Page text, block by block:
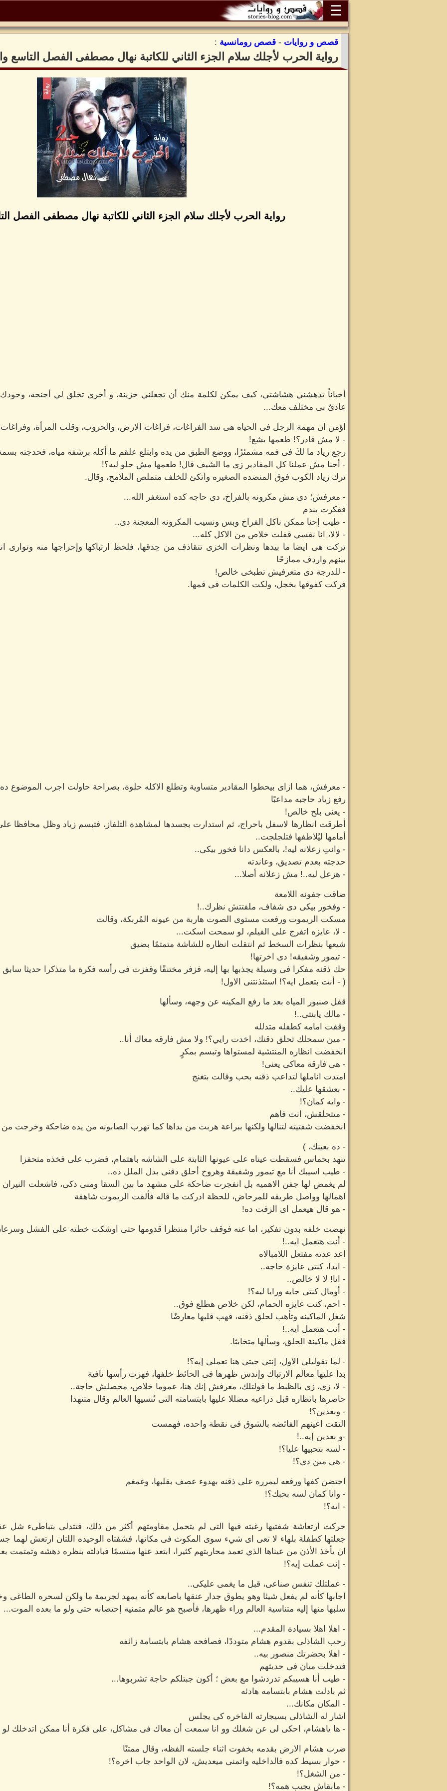
☰
قصص و روايات - قصص رومانسية :
رواية الحرب لأجلك سلام الجزء الثاني للكاتبة نهال مصطفى الفصل التاسع
رواية الحرب لأجلك سلام الجزء الثاني للكاتبة نهال مصطفى الفصل
أحياناً تدهشني هشاشتي، كيف يمكن لكلمة منك أن تجعلني حزينة، و أخرى تخلق لي أجنحه،
عادىٌ بى مختلف معك...
اؤمن ان مهمة الرجل فى الحياه هى سد الفراغات، فراغات الارض، والحروب، وقلب المرأة،
- لا مش قادر؟! طعمها بشع!
رجع زياد ما لكَ فى فمه مشمئزًا، ووضع الطبق من يده وابتلع علقم ما أكله برشفة مياه، فحدجته
- أحنا مش عملنا كل المقادير زى ما الشيف قال! طعمها مش حلو ليه؟!
ترك زياد الكوب فوق المنضده الصغيره واتكئ للخلف متملص الملامح، وقال.
- معرفش؛ دى مش مكرونه بالفراخ، دى حاجه كده استغفر الله...
ففكرت بندم
- طيب إحنا ممكن ناكل الفراخ وبس ونسيب المكرونه المعجنة دى..
- لالا، انا نفسي قفلت خلاص من الاكل كله...
تركت هى ايضا ما بيدها ونظرات الخزى تتقاذف من حِدقها، فلحظ ارتباكها وإحراجها منه وتوارى
بينهم واردف ممازحًا
- للدرجة دى متعرفيش تطبخى خالص!
فركت كفوفها بخجل، ولكت الكلمات فى فمها.
- معرفش، هما ازاى بيحطوا المقادير متساوية وتطلع الاكله حلوة، بصراحة حاولت اجرب الموضوع
رفع زياد حاجبه مداعبًا
- يعنى بلح خالص!
أطرقت انظارها لاسفل باحراج، ثم استدارت بجسدها لمشاهدة التلفاز، فتبسم زياد وظل
أمامها ليُلاطفها فتلجلجت..
- وانتِ زعلانه ليه!، بالعكس دانا فخور بيكى..
حدجته بعدم تصديق، وعاندته
- هزعل ليه..! مش زعلانه أصلا...
ضاقت جفونه اللامعة
- وفخور بيكى دى شفاف، ملفتتش نظرك..!
مسكت الريموت ورفعت مستوى الصوت هاربة من عيونه المُربكة، وقالت
- لا، عايزه اتفرج على الفيلم، لو سمحت اسكت...
شيعها بنظرات السخط ثم انتقلت انظاره للشاشة متمتمًا بضيق
- تيمور وشفيقه! دى اخرتها!
حك ذقنه مفكرا فى وسيلة يجذبها بها إليه، فزفر مختنقًا وقفزت فى رأسه فكرة ما متذكرا حديثا سابق
( - أنت بتعمل ايه؟! استئذنتنى الاول!
قفل صنبور المياه بعد ما رفع المكينه عن وجهه، وسألها
- مالك يابنتى..!
وقفت امامه كطفله متدلله
- مين سمحلك تحلق دقنك، اخدت رايي؟! ولا مش فارقه معاك أنا..
انخفضت انظاره المنتشية لمستواها وتبسم بمكرٍ
- هى فارقة معاكى يعنى!
امتدت اناملها لتداعب ذقنه بحب وقالت بتغنج
- بعشقها عليك..
- وايه كمان؟!
- متتحلقش، انت فاهم
انخفضت شفتيته لتنالها ولكنها ببراعة هربت من يداها كما تهرب الصابونه من يده ضاحكة وخرجت من
- ده بعينك، )
تنهد بحماس فسقطت عيناه على عيونها الثابتة على الشاشه باهتمام، فضرب على فخذه متحفزا
- طيب اسيبك أنا مع تيمور وشفيقة وهروح أحلق دقنى بدل الملل ده..
لم يغمض لها جفن الاهميه بل انفجرت ضاحكة على مشهد ما بين السقا ومنى ذكى، فاشعلت
اهمالها وواصل طريقه للمرحاض، للحظة ادركت ما قاله فألقت الريموت شاهقة
- هو قال هيعمل اى الزفت ده!
نهضت خلفه بدون تفكير، اما عنه فوقف حائرا منتظرا قدومها حتى اوشكت خطته على الفشل وسرعان
- أنت هتعمل ايه..!
اعد عدته مفتعل اللامبالاه
- ابدا، كنتى عايزة حاجه..
- انا! لا لا خالص..
- أومال كنتى جايه ورايا ليه؟!
- احم، كنت عايزه الحمام، لكن خلاص هطلع فوق..
شغل الماكينه وتأهب لحلق ذقنه، فهب قلبها معارضًا
- أنت هتعمل ايه..!
قفل ماكينة الحلق، وسألها متخابثا.
- لما تقوليلى الاول، إنتى جيتى هنا تعملى إيه؟!
بدا عليها معالم الارتباك وإندس ظهرها فى الحائط خلفها، فهزت رأسها نافية
- لا، زى، زى بالظبط ما قولتلك، معرفش إنك هنا، عموما خلاص، محصلش حاجة..
حاصرها بانظاره قبل ذراعيه مضللا عليها بابتسامته التى تُنسيها العالم وقال متنهدا
- وبعدين؟!
التقت اعينهم الفائضه بالشوق فى نقطة واحده، فهمست
-و بعدين إيه..!
- لسه بتحبيها عليا؟!
- هى مين دى؟!
احتضن كفها ورفعه ليمرره على ذقنه بهدوء عصف بقلبها، وغمغم
- وانا كمان لسه بحبك؟!
- ايه؟!
حركت ارتعاشة شفتيها رغبته فيها التى لم يتحمل مقاومتهم أكثر من ذلك، فتتدلى بتباطىء شل
جعلتها كطفلة بلهاء لا تعى اى شيء سوى المكوث فى مكانها، فشفتاه الوحيده اللتان ارتعش لهما
ان يأخذ الأذن من عيناها الذي تعمد محاربتهم كثيرا، ابتعد عنها مبتسمًا فبادلته بنظره دهشه وتمتمت
- إنت عملت إيه؟!
- عملتلك تنفس صناعى، قبل ما يغمى عليكى..
اجابها كأنه لم يفعل شيئا وهو يطوق جدار عنقها باصابعه كأنه يمهد لجريمة ما ولكن لسحره الطاغى
سلبها منها إليه متناسية العالم وراء ظهرها، فأصبح هو عالم متمنية إحتضانه حتى ولو ما بعده الموت...
- اهلا اهلا بسيادة المقدم...
رحب الشاذلى بقدوم هشام متوددًا، فصافحه هشام بابتسامة زائفه
- اهلا بحضرتك منصور بيه..
فتدخلت ميان فى حديثهم
- طيب أنا هسيبكم تدردشوا مع بعض ؛ أكون جبتلكم حاجة تشربوها...
ثم بادلت هشام بابتسامه هادئه
- المكان مكانك...
اشار له الشاذلى بسيجارته الفاخره كى يجلس
- ها ياهشام، احكى لى عن شغلك وو انا سمعت أن معاك فى مشاكل، على فكرة أنا ممكن اتدخلك
ضرب هشام الارض بقدمه بخفوت اثناء جلسته الفظه، وقال ممتنًا
- حوار بسيط كده فالداخليه واتمنى ميعديش، لان الواحد جاب اخره؟!
- من الشغل؟!
- مابقاش يجيب همه؟!